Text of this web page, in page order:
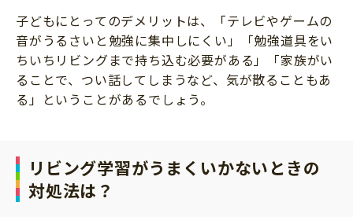
子どもにとってのデメリットは、「テレビやゲームの
音がうるさいと勉強に集中しにくい」「勉強道具をい
ちいちリビングまで持ち込む必要がある」「家族がい
ることで、つい話してしまうなど、気が散ることもあ
る」ということがあるでしょう。
リビング学習がうまくいかないときの
対処法は？